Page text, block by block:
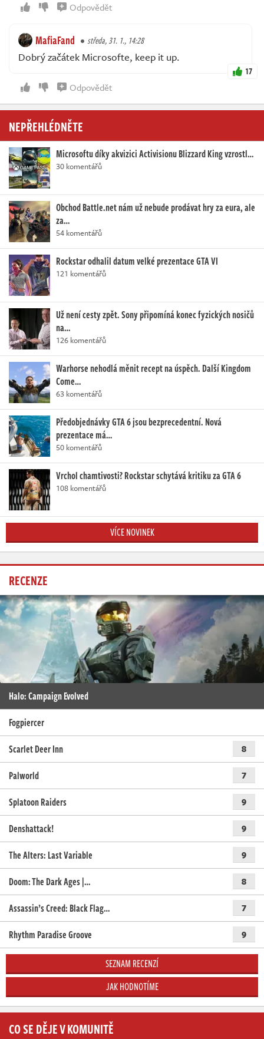
Odpovědět
MafiaFand středa, 31. 1., 14:28
Dobrý začátek Microsofte, keep it up.
17
Odpovědět
NEPŘEHLÉDNĚTE
Microsoftu díky akvizici Activisionu Blizzard King vzrostl…
30 komentářů
Obchod Battle.net nám už nebude prodávat hry za eura, ale
za…
54 komentářů
Rockstar odhalil datum velké prezentace GTA VI
121 komentářů
Už není cesty zpět. Sony připomíná konec fyzických nosičů
na…
126 komentářů
Warhorse nehodlá měnit recept na úspěch. Další Kingdom
Come…
63 komentářů
Předobjednávky GTA 6 jsou bezprecedentní. Nová
prezentace má…
50 komentářů
Vrchol chamtivosti? Rockstar schytává kritiku za GTA 6
108 komentářů
VÍCE NOVINEK
RECENZE
Halo: Campaign Evolved
Fogpiercer
Scarlet Deer Inn
8
Palworld 7
Splatoon Raiders 9
Denshattack! 9
The Alters: Last Variable 9
Doom: The Dark Ages |… 8
Assassin’s Creed: Black Flag… 7
Rhythm Paradise Groove 9
SEZNAM RECENZÍ
JAK HODNOTÍME
CO SE DĚJE V KOMUNITĚ